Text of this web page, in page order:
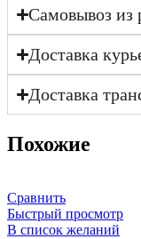
Самовывоз из
Доставка
Доставка
Похожие
Сравнить
Быстрый просмотр
В список желаний